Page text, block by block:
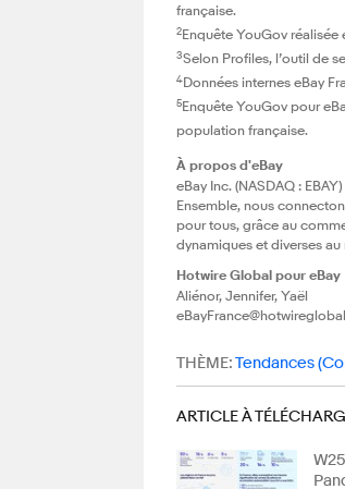
française.
2Enquête YouGov
3Selon Profiles, l’outil de
4Données internes eBay
5Enquête YouGov pour
population française.
À propos d'eBay
eBay Inc. (NASDAQ :
Ensemble, nous
pour tous, grâce au
dynamiques et diverses
Hotwire Global pour eBay
Aliénor, Jennifer, Yaël
THÈME:Tendances
ARTICLE À